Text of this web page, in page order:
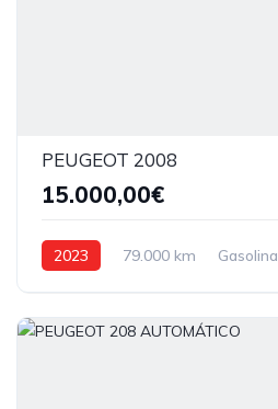
PEUGEOT 2008
15.000,00€
2023 79.000 km Gasolina